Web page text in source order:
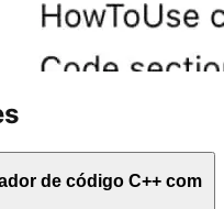
de código C++ com